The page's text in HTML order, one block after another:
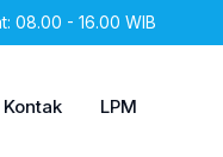
08.00 - 16.00 WIB
Kontak LPM